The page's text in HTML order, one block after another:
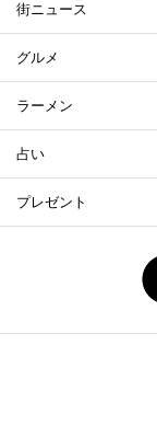
街ニュース
グルメ
ラーメン
占い
プレゼント